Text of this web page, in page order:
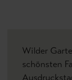
Wilder
schönsten